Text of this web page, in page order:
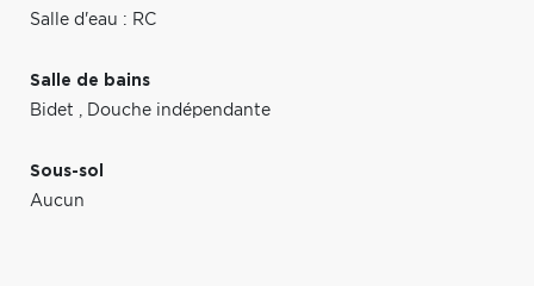
Salle d'eau : RC
Salle de bains
Bidet , Douche indépendante
Sous-sol
Aucun